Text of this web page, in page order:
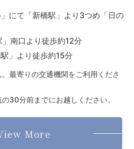
にて「新橋駅」より3つめ「日の
南口より徒歩約12分
」より徒歩約15分
最寄りの交通機関をご利用くださ
30分前までにお越しください。
More